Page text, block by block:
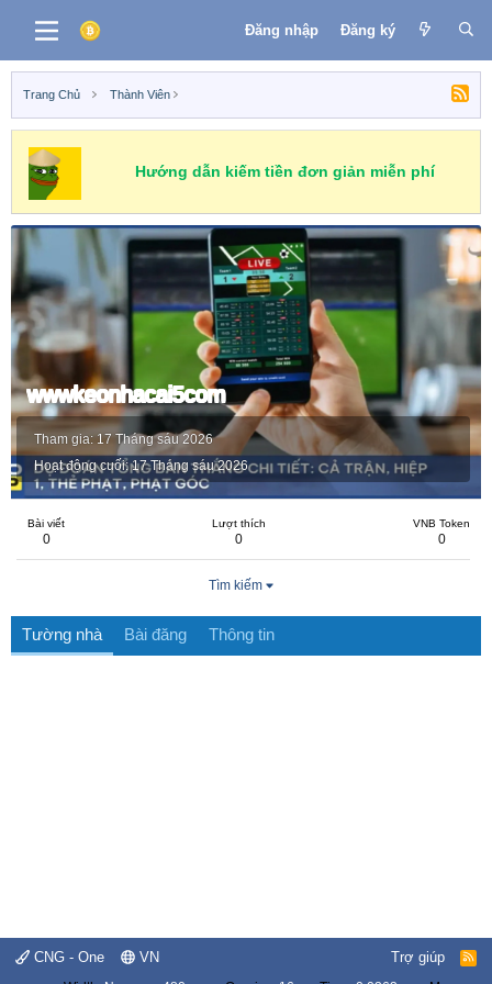
Đăng nhập Đăng ký
Trang Chủ Thành Viên
Hướng dẫn kiếm tiền đơn giản miễn phí
wwwkeonhacai5com
Tham gia 17 Tháng sáu 2026
Hoạt động cuối 17 Tháng sáu 2026
Bài viết
0
Lượt thích
0
VNB Token
0
Tìm kiếm
Tường nhà Bài đăng Thông tin
CNG - One VN Trợ giúp
R